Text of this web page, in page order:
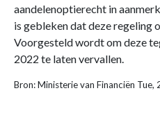
aandelenoptierecht in
is gebleken dat deze regeling
Voorgesteld wordt om deze
2022 te laten vervallen.
Bron: Ministerie van Financiën